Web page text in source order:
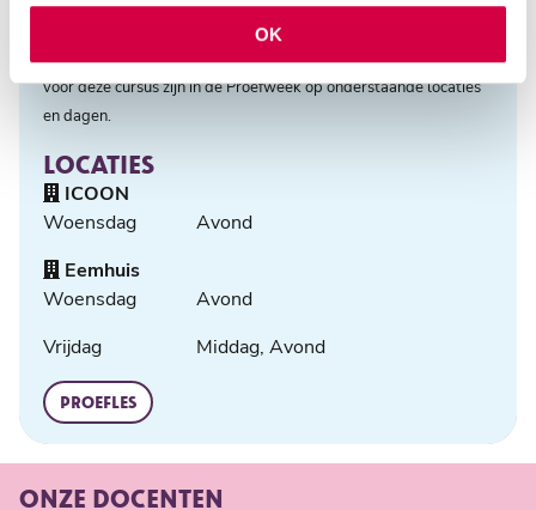
OK
Van 31 aug t/m 4 sept 2026 is het Proefweek. De proeflessen
voor deze cursus zijn in de Proefweek op onderstaande locaties
en dagen.
LOCATIES
ICOON
Woensdag
Avond
Eemhuis
Woensdag
Avond
Vrijdag
Middag, Avond
PROEFLES
ONZE DOCENTEN